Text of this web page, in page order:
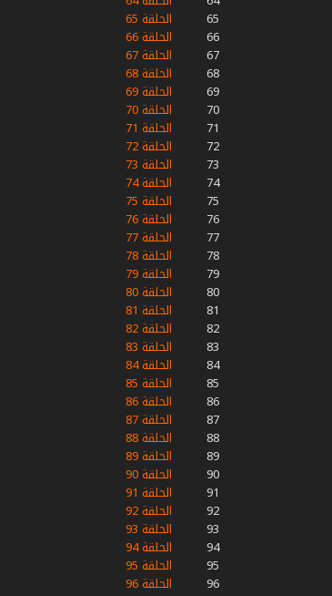
65
الحلقة 65
66
الحلقة 66
67
الحلقة 67
68
الحلقة 68
69
الحلقة 69
70
الحلقة 70
71
الحلقة 71
72
الحلقة 72
73
الحلقة 73
74
الحلقة 74
75
الحلقة 75
76
الحلقة 76
77
الحلقة 77
78
الحلقة 78
79
الحلقة 79
80
الحلقة 80
81
الحلقة 81
82
الحلقة 82
83
الحلقة 83
84
الحلقة 84
85
الحلقة 85
86
الحلقة 86
87
الحلقة 87
88
الحلقة 88
89
الحلقة 89
90
الحلقة 90
91
الحلقة 91
92
الحلقة 92
93
الحلقة 93
94
الحلقة 94
95
الحلقة 95
96
الحلقة 96